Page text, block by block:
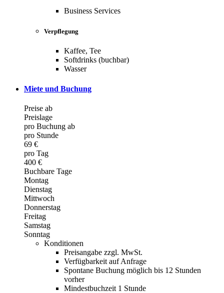
Business Services
Verpflegung
Kaffee, Tee
Softdrinks (buchbar)
Wasser
Miete und Buchung
Preise ab
Preislage
pro Buchung ab
pro Stunde
69 €
pro Tag
400 €
Buchbare Tage
Montag
Dienstag
Mittwoch
Donnerstag
Freitag
Samstag
Sonntag
Konditionen
Preisangabe zzgl. MwSt.
Verfügbarkeit auf Anfrage
Spontane Buchung möglich bis 12 Stunden
vorher
Mindestbuchzeit 1 Stunde